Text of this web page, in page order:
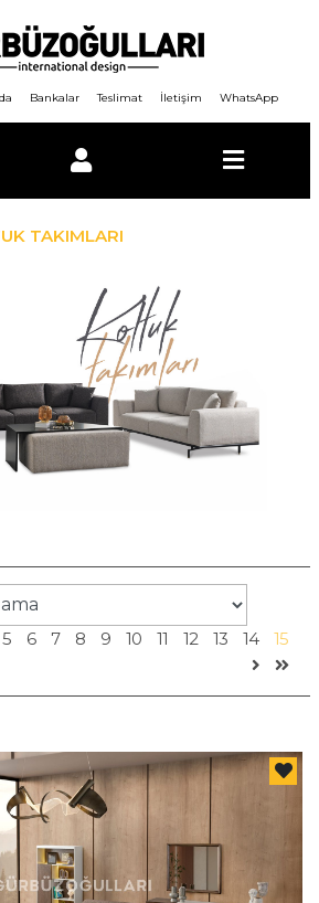
Bankalar Teslimat İletişim WhatsApp
GİRİŞ YAP
ÜYE OL
Şifremi unuttum ?
TAKIMLARI
5 6 7 8 9 10 11 12 13 14 15